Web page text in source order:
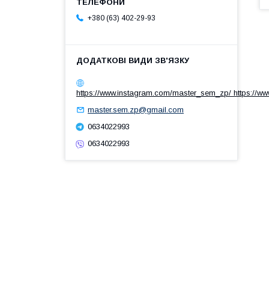
+380 (63) 402-29-93
https://www.instagram.com/master_sem_zp/ https://
master.sem.zp@gmail.com
0634022993
0634022993